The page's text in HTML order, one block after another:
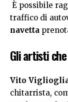
È possibile
traffico di
navetta
Gli artisti
Vito
chitarrista,